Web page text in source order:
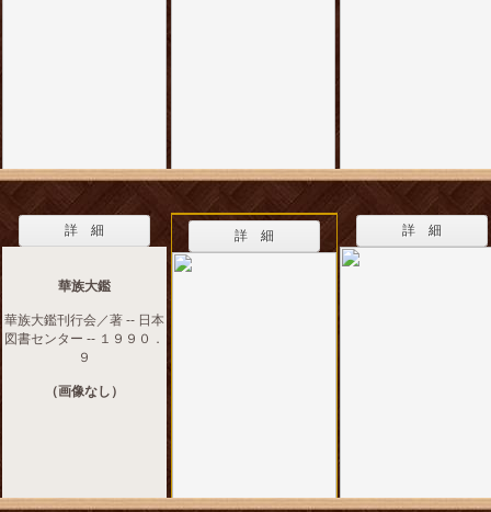
詳 細
華族大鑑
華族大鑑刊行会／著 -- 日本
図書センター -- １９９０．
９
（画像なし）
詳 細 詳 細